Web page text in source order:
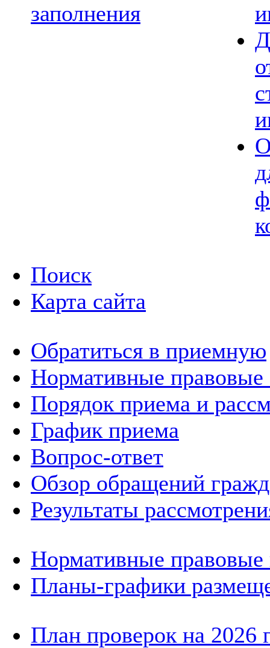
заполнения
Поиск
Карта сайта
Обратиться в приемную
Нормативные правовые
Порядок приема и
График приема
Вопрос-ответ
Обзор обращений
Результаты
Нормативные
Планы-графики
План проверок на 2026